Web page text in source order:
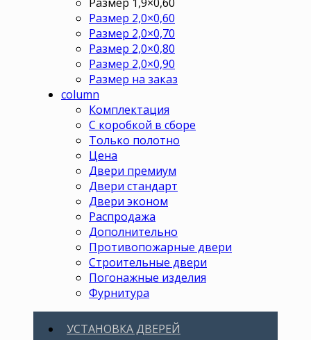
Размер 2,0×0,60
Размер 2,0×0,70
Размер 2,0×0,80
Размер 2,0×0,90
Размер на заказ
column
Комплектация
С коробкой в сборе
Только полотно
Цена
Двери премиум
Двери стандарт
Двери эконом
Распродажа
Дополнительно
Противопожарные двери
Строительные двери
Погонажные изделия
Фурнитура
УСТАНОВКА ДВЕРЕЙ